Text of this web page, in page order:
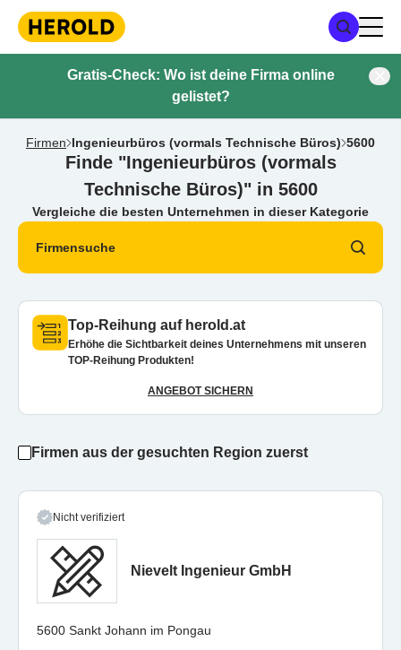
Gratis-Check: Wo ist deine Firma online
gelistet?
Firmen Ingenieurbüros (vormals Technische Büros) 5600
Finde "Ingenieurbüros (vormals
Technische Büros)" in 5600
Vergleiche die besten Unternehmen in dieser Kategorie
Firmensuche
Top-Reihung auf herold.at
Erhöhe die Sichtbarkeit deines Unternehmens mit unseren
TOP-Reihung Produkten!
ANGEBOT SICHERN
Firmen aus der gesuchten Region zuerst
Nicht verifiziert
Nievelt Ingenieur GmbH
5600 Sankt Johann im Pongau